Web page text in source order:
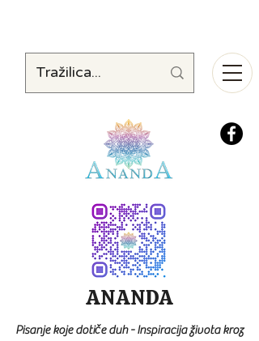
ANANDA
Pisanje koje dotiče duh - Inspiracija života kroz